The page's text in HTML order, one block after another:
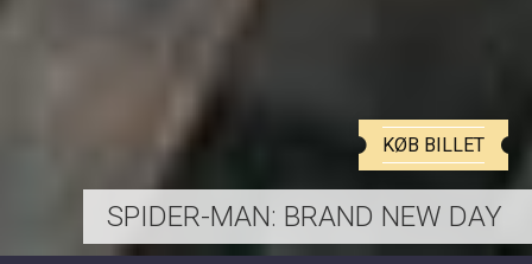
PAW PATROL: DINO FILMEN
KØB BILLET